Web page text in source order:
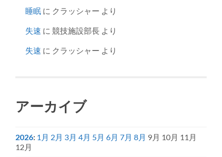
睡眠 に クラッシャー より
失速 に競技施設部長 より
失速 に クラッシャー より
アーカイブ
2026: 1月 2月 3月 4月 5月 6月 7月 8月 9月 10月 11月
12月